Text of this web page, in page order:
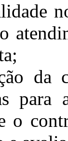
da
para
o